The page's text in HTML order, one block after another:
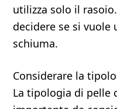
utilizza solo il
decidere se si vuole
schiuma.
Considerare la
La tipologia di pelle